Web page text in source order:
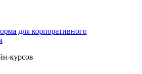
для корпоративного
курсов